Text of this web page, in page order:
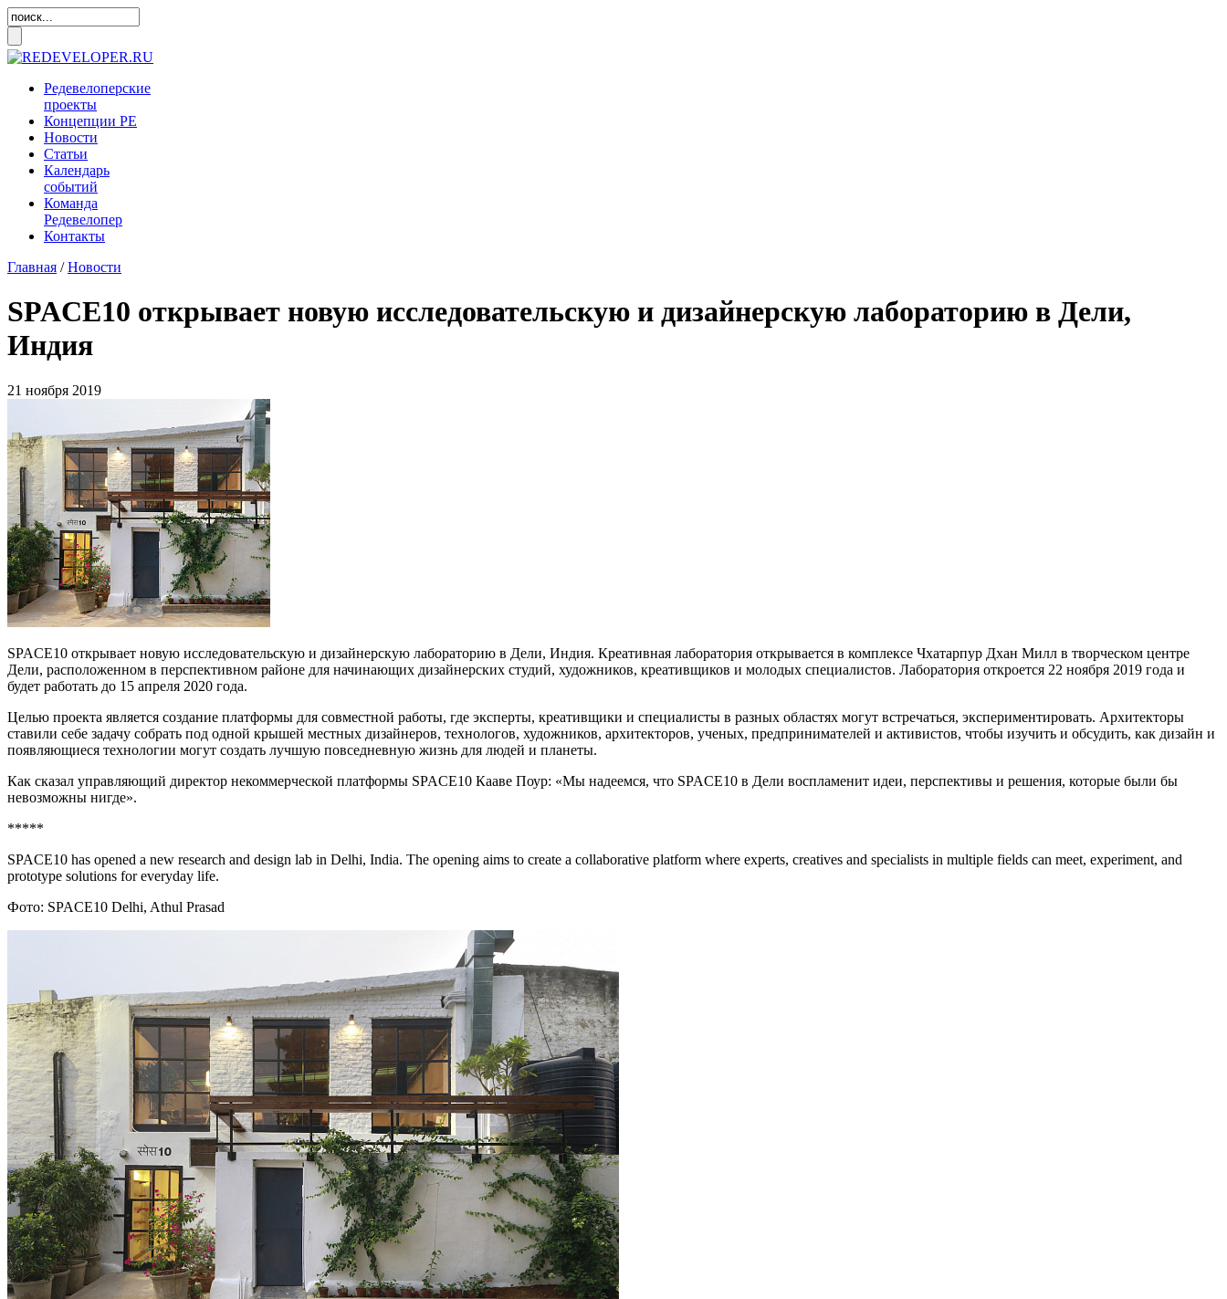
Редевелоперские
проекты
Концепции РЕ
Новости
Статьи
Календарь
событий
Команда
Редевелопер
Контакты
Главная /Новости
SPACE10 открывает новую исследовательскую и дизайнерскую лабораторию в Дели,
Индия
21 ноября 2019
SPACE10 открывает новую исследовательскую и дизайнерскую лабораторию в Дели, Индия. Креативная лаборатория открывается в комплексе Чхатарпур Дхан Милл в творческом центре
Дели, расположенном в перспективном районе для начинающих дизайнерских студий, художников, креативщиков и молодых специалистов. Лаборатория откроется 22 ноября 2019 года и
будет работать до 15 апреля 2020 года.
Целью проекта является создание платформы для совместной работы, где эксперты, креативщики и специалисты в разных областях могут встречаться, экспериментировать. Архитекторы
ставили себе задачу собрать под одной крышей местных дизайнеров, технологов, художников, архитекторов, ученых, предпринимателей и активистов, чтобы изучить и обсудить, как дизайн и
появляющиеся технологии могут создать лучшую повседневную жизнь для людей и планеты.
Как сказал управляющий директор некоммерческой платформы SPACE10 Кааве Поур: «Мы надеемся, что SPACE10 в Дели воспламенит идеи, перспективы и решения, которые были бы
невозможны нигде».
*****
SPACE10 has opened a new research and design lab in Delhi, India. The opening aims to create a collaborative platform where experts, creatives and specialists in multiple fields can meet, experiment, and
prototype solutions for everyday life.
Фото: SPACE10 Delhi, Athul Prasad